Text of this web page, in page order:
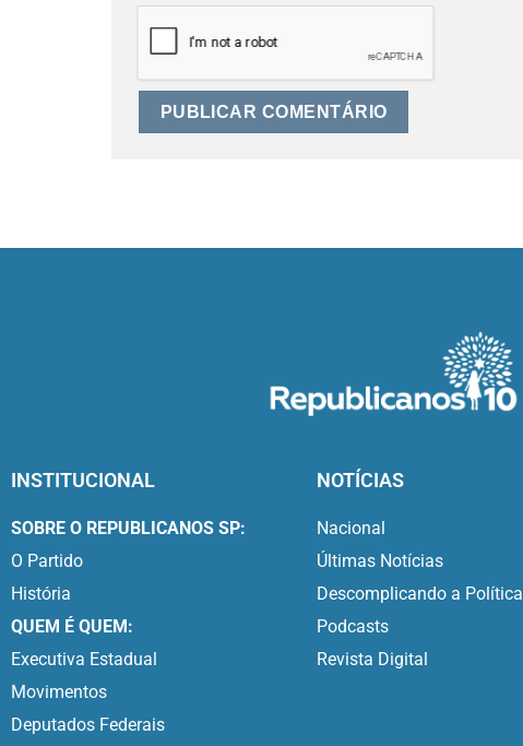
INSTITUCIONAL
SOBRE O REPUBLICANOS SP:
O Partido
História
QUEM É QUEM:
Executiva Estadual
Movimentos
Deputados Federais
NOTÍCIAS
Nacional
Últimas Notícias
Descomplicando a Política
Podcasts
Revista Digital